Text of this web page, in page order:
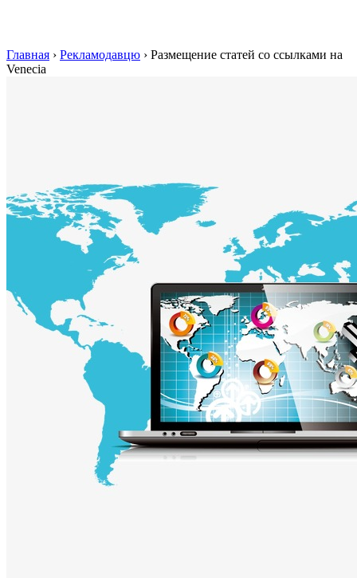
Главная › Рекламодавцю › Размещение статей сo ссылками на
Venecia